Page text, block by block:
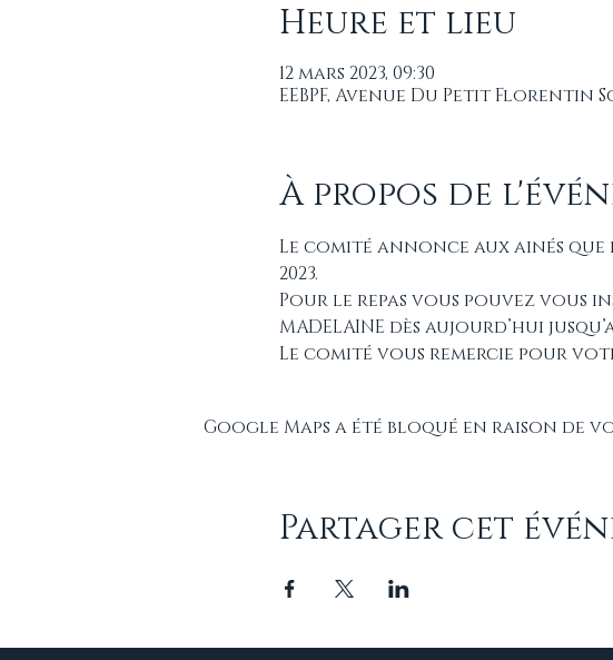
Heure et lieu
12 mars 2023, 09:30
EEBPF, Avenue Du Petit Florentin
À propos de
Le comité annonce aux ainés
2023.
Pour le repas vous pouvez vous
MADELAINE dès aujourd’hui
Le comité vous remercie pour
Google Maps a été bloqué en raison de
Partager cet